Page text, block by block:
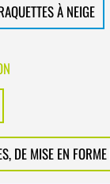
À NEIGE
DE MISE EN FORME